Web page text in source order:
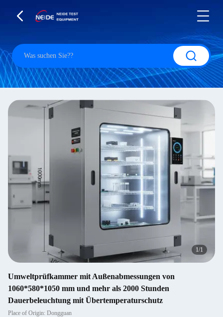
1/1
Umweltprüfkammer mit Außenabmessungen von
1060*580*1050 mm und mehr als 2000 Stunden
Dauerbeleuchtung mit Übertemperaturschutz
Place of Origin: Dongguan